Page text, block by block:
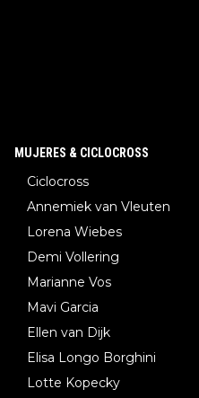
MUJERES & CICLOCROSS
Ciclocross
Annemiek van Vleuten
Lorena Wiebes
Demi Vollering
Marianne Vos
Mavi Garcia
Ellen van Dijk
Elisa Longo Borghini
Lotte Kopecky